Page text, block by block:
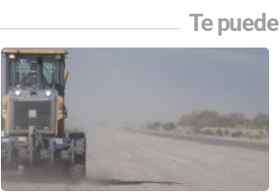
Te puede